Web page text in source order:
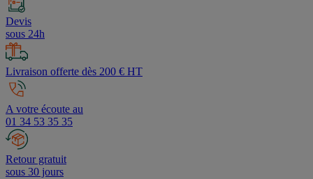
Devis
sous 24h
Livraison offerte dès 200 € HT
A votre écoute au
01 34 53 35 35
Retour gratuit
sous 30 jours